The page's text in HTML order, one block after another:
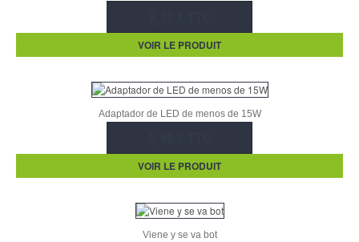
VOIR LE PRODUIT
Adaptador de LED de menos de 15W
VOIR LE PRODUIT
Viene y se va bot